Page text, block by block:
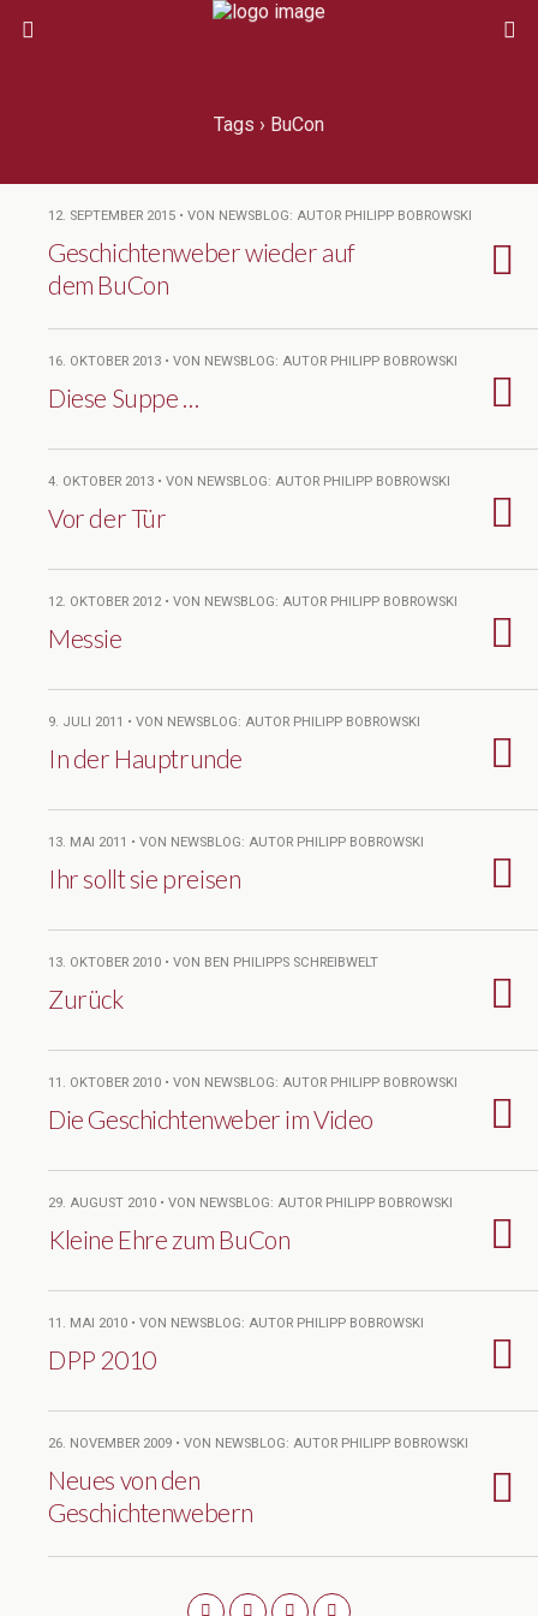
Tags › BuCon
12. SEPTEMBER 2015 • VON NEWSBLOG: AUTOR PHILIPP BOBROWSKI
Geschichtenweber wieder auf
dem BuCon
16. OKTOBER 2013 • VON NEWSBLOG: AUTOR PHILIPP BOBROWSKI
Diese Suppe …
4. OKTOBER 2013 • VON NEWSBLOG: AUTOR PHILIPP BOBROWSKI
Vor der Tür
12. OKTOBER 2012 • VON NEWSBLOG: AUTOR PHILIPP BOBROWSKI
Messie
9. JULI 2011 • VON NEWSBLOG: AUTOR PHILIPP BOBROWSKI
In der Hauptrunde
13. MAI 2011 • VON NEWSBLOG: AUTOR PHILIPP BOBROWSKI
Ihr sollt sie preisen
13. OKTOBER 2010 • VON BEN PHILIPPS SCHREIBWELT
Zurück
11. OKTOBER 2010 • VON NEWSBLOG: AUTOR PHILIPP BOBROWSKI
Die Geschichtenweber im Video
29. AUGUST 2010 • VON NEWSBLOG: AUTOR PHILIPP BOBROWSKI
Kleine Ehre zum BuCon
11. MAI 2010 • VON NEWSBLOG: AUTOR PHILIPP BOBROWSKI
DPP 2010
26. NOVEMBER 2009 • VON NEWSBLOG: AUTOR PHILIPP BOBROWSKI
Neues von den
Geschichtenwebern